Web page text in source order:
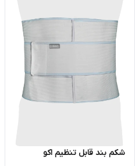
شکم بند قابل تنظیم اکو